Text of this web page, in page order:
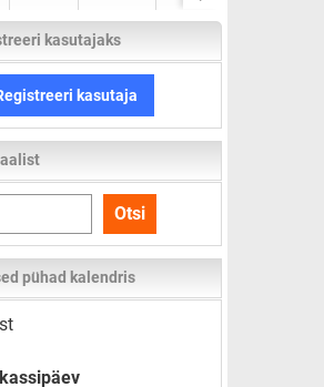
kasutajaks
kasutaja
Otsi
pühad kalendris